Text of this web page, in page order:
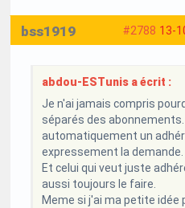
#2788 13-
bss1919
abdou-ESTunis a écrit :
Je n'ai jamais compris
séparés des
automatiquement un
expressement la demande.
Et celui qui veut juste
aussi toujours le faire.
Meme si j'ai ma petite idée